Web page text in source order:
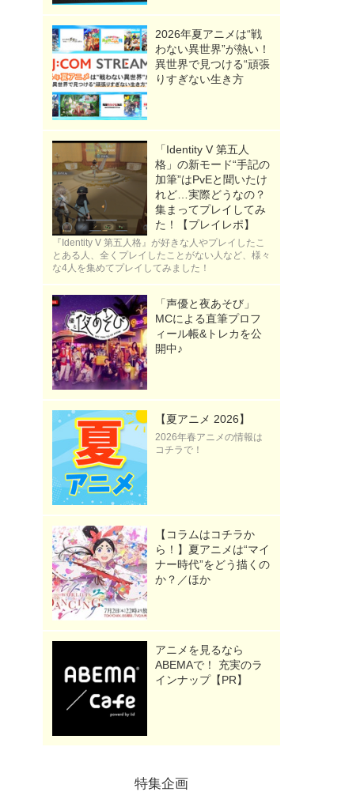
2026年夏アニメは“戦
わない異世界”が熱い！
異世界で見つける“頑張
りすぎない生き方
「Identity V 第五人
格」の新モード“手記の
加筆”はPvEと聞いたけ
れど…実際どうなの？
集まってプレイしてみ
た！【プレイレポ】
『Identity V 第五人格』が好きな人やプレイしたこ
とある人、全くプレイしたことがない人など、様々
な4人を集めてプレイしてみました！
「声優と夜あそび」
MCによる直筆プロフ
ィール帳&トレカを公
開中♪
【夏アニメ 2026】
2026年春アニメの情報は
コチラで！
【コラムはコチラか
ら！】夏アニメは“マイ
ナー時代”をどう描くの
か？／ほか
アニメを見るなら
ABEMAで！ 充実のラ
インナップ【PR】
特集企画